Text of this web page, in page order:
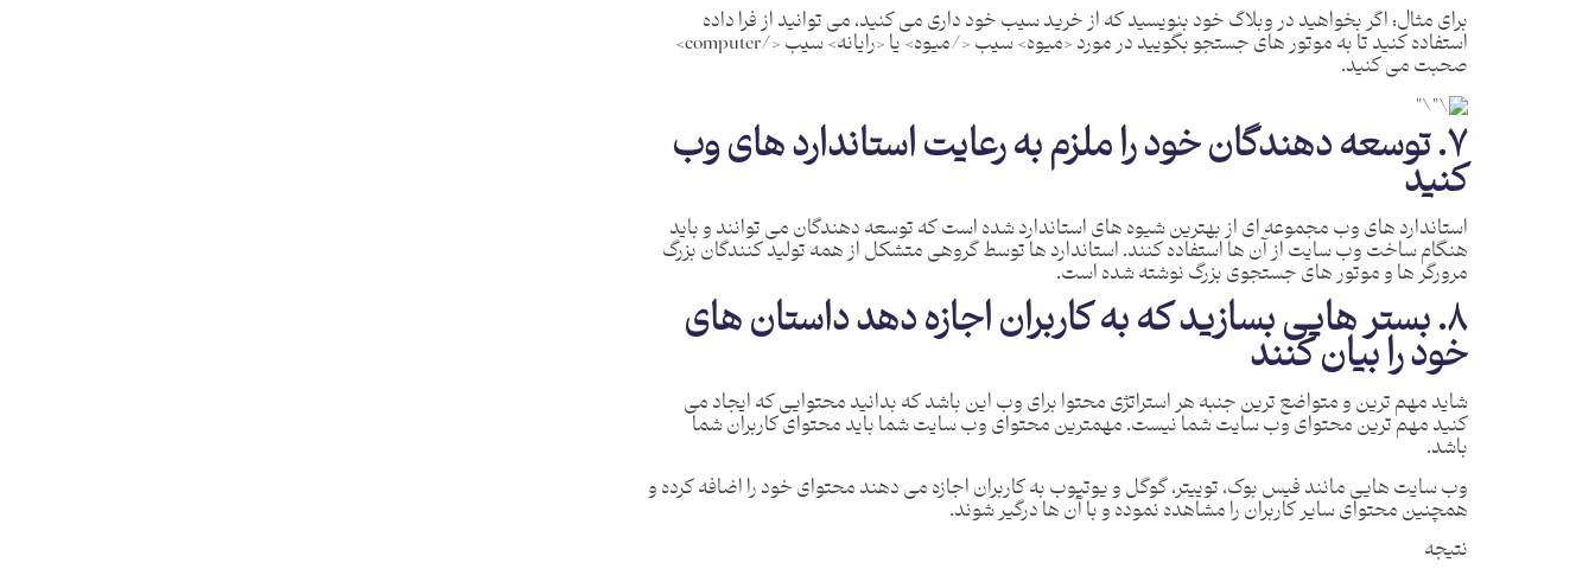
برای مثال: اگر بخواهید در وبلاگ خود بنویسید که از خرید سیب خود داری می کنید، می توانید از فرا داده
استفاده کنید تا به موتور های جستجو بگویید در مورد <میوه> سیب </میوه> یا <رایانه> سیب </computer>
صحبت می کنید.
۷. توسعه دهندگان خود را ملزم به رعایت استاندارد های وب
کنید
استاندارد های وب مجموعه ای از بهترین شیوه های استاندارد شده است که توسعه دهندگان می توانند و باید
هنگام ساخت وب سایت از آن ها استفاده کنند. استاندارد ها توسط گروهی متشکل از همه تولید کنندگان بزرگ
مرورگر ها و موتور های جستجوی بزرگ نوشته شده است.
۸. بستر هایی بسازید که به کاربران اجازه دهد داستان های
خود را بیان کنند
شاید مهم ترین و متواضع ترین جنبه هر استراتژی محتوا برای وب این باشد که بدانید محتوایی که ایجاد می
کنید مهم ترین محتوای وب سایت شما نیست. مهمترین محتوای وب سایت شما باید محتوای کاربران شما
باشد.
وب سایت هایی مانند فیس بوک، توییتر، گوگل و یوتیوب به کاربران اجازه می دهند محتوای خود را اضافه کرده و
همچنین محتوای سایر کاربران را مشاهده نموده و با آن ها درگیر شوند.
نتیجه